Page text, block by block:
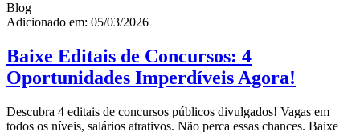
Blog
Adicionado em: 05/03/2026
Baixe Editais de Concursos: 4
Oportunidades Imperdíveis Agora!
Descubra 4 editais de concursos públicos divulgados! Vagas em
todos os níveis, salários atrativos. Não perca essas chances. Baixe